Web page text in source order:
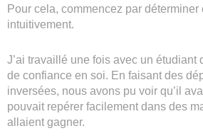
Pour cela, commencez par
intuitivement.
J’ai travaillé une fois avec un étudiant
de confiance en soi. En faisant des
inversées, nous avons pu voir qu’il
pouvait repérer facilement dans des
allaient gagner.